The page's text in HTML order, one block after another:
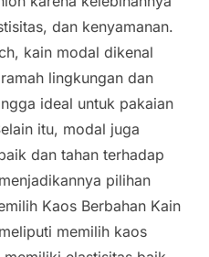
dan kenyamanan.
kain modal dikenal
lingkungan dan
ideal untuk pakaian
itu, modal juga
dan tahan terhadap
pilihan
Kaos Berbahan Kain
memilih kaos